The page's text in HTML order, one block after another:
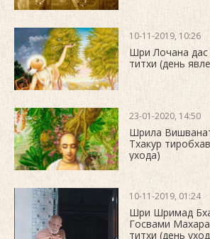
10-11-2019, 10:26
Шри Лочана дас
титхи (день
23-01-2020, 14:50
Шрила
Тхакур
ухода)
10-11-2019, 01:24
Шри Шримад
Госвами
титхи (день